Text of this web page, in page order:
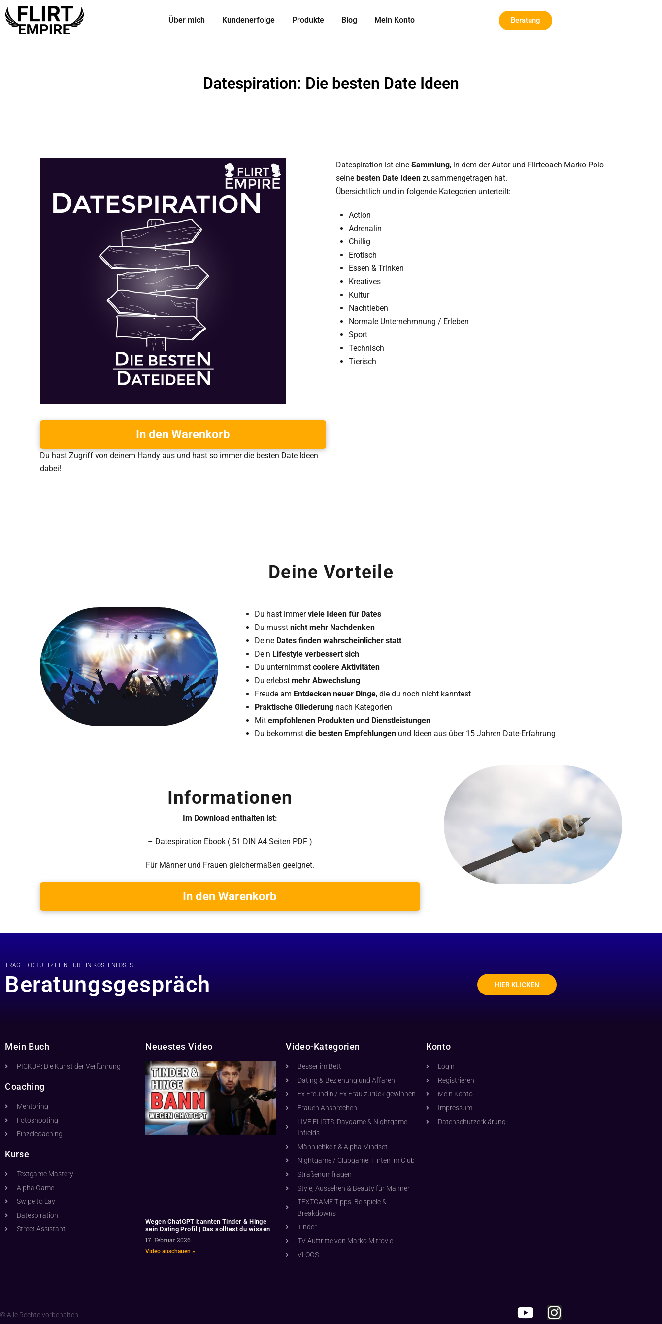
Über mich Kundenerfolge Produkte Blog Mein Konto Beratung
Datespiration: Die besten Date Ideen
In den Warenkorb
Du hast Zugriff von deinem Handy aus und hast so immer die besten Date Ideen
dabei!
Datespiration ist eine Sammlung, in dem der Autor und Flirtcoach Marko Polo
seine besten Date Ideen zusammengetragen hat.
Übersichtlich und in folgende Kategorien unterteilt:
Action
Adrenalin
Chillig
Erotisch
Essen & Trinken
Kreatives
Kultur
Nachtleben
Normale Unternehmnung / Erleben
Sport
Technisch
Tierisch
Deine Vorteile
Du hast immerviele Ideen für Dates
Du musstnicht mehr Nachdenken
Deine Dates finden wahrscheinlicher statt
Dein Lifestyle verbessert sich
Du unternimmstcoolere Aktivitäten
Du erlebstmehr Abwechslung
Freude am Entdecken neuer Dinge, die du noch nicht kanntest
Praktische Gliederung nach Kategorien
Mitempfohlenen Produkten und Dienstleistungen
Du bekommstdie besten Empfehlungen und Ideen aus über 15 Jahren Date-Erfahrung
Informationen
Im Download enthalten ist:
– Datespiration Ebook ( 51 DIN A4 Seiten PDF )
Für Männer und Frauen gleichermaßen geeignet.
In den Warenkorb
TRAGE DICH JETZT EIN FÜR EIN KOSTENLOSES
Beratungsgespräch HIER KLICKEN
Mein Buch
PICKUP: Die Kunst der Verführung
Coaching
Mentoring
Fotoshooting
Einzelcoaching
Kurse
Textgame Mastery
Alpha Game
Swipe to Lay
Datespiration
Street Assistant
Neuestes Video
Wegen ChatGPT bannten Tinder & Hinge
sein Dating Profil | Das solltest du wissen
17. Februar 2026
Video anschauen »
Video-Kategorien
Besser im Bett
Dating & Beziehung und Affären
Ex Freundin / Ex Frau zurück gewinnen
Frauen Ansprechen
LIVE FLIRTS: Daygame & Nightgame
Infields
Männlichkeit & Alpha Mindset
Nightgame / Clubgame: Flirten im Club
Straßenumfragen
Style, Aussehen & Beauty für Männer
TEXTGAME Tipps, Beispiele &
Breakdowns
Tinder
TV Auftritte von Marko Mitrovic
VLOGS
Konto
Login
Registrieren
Mein Konto
Impressum
Datenschutzerklärung
© Alle Rechte vorbehalten